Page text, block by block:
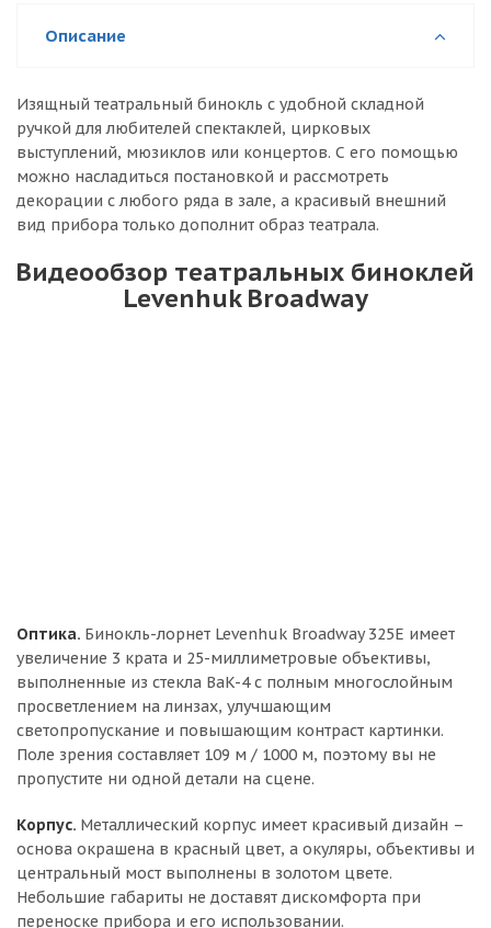
Описание
Изящный театральный бинокль с удобной складной
ручкой для любителей спектаклей, цирковых
выступлений, мюзиклов или концертов. С его помощью
можно насладиться постановкой и рассмотреть
декорации с любого ряда в зале, а красивый внешний
вид прибора только дополнит образ театрала.
Видеообзор театральных биноклей
Levenhuk Broadway
Оптика. Бинокль-лорнет Levenhuk Broadway 325E имеет
увеличение 3 крата и 25-миллиметровые объективы,
выполненные из стекла BaK-4 с полным многослойным
просветлением на линзах, улучшающим
светопропускание и повышающим контраст картинки.
Поле зрения составляет 109 м / 1000 м, поэтому вы не
пропустите ни одной детали на сцене.
Корпус. Металлический корпус имеет красивый дизайн –
основа окрашена в красный цвет, а окуляры, объективы и
центральный мост выполнены в золотом цвете.
Небольшие габариты не доставят дискомфорта при
переноске прибора и его использовании.